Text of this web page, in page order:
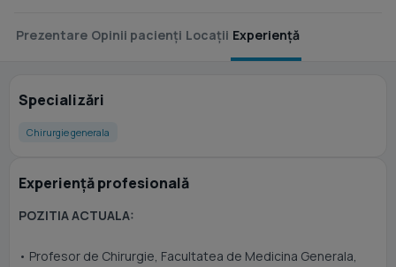
Prezentare Opinii pacienți Locații Experiență
Specializări
Chirurgie generala
Experiență profesională
POZITIA ACTUALA:
• Profesor de Chirurgie, Facultatea de Medicina Generala,